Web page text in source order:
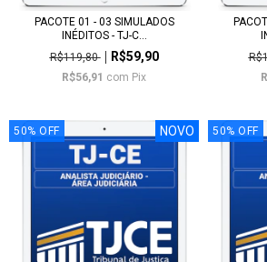
PACOTE 01 - 03 SIMULADOS
INÉDITOS - TJ-C...
R$119,80
R$59,90
R$56,91 com Pix
50% OFF NOVO 50% OFF